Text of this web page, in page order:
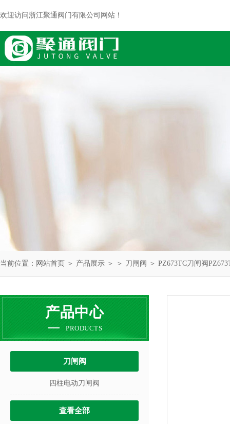
欢迎访问浙江聚通阀门有限公司网站！
当前位置： 网站首页 ＞ 产品展示 ＞ ＞ 刀闸阀 ＞ PZ673TC刀闸阀
产品中心
PRODUCTS
刀闸阀
四柱电动刀闸阀
查看全部